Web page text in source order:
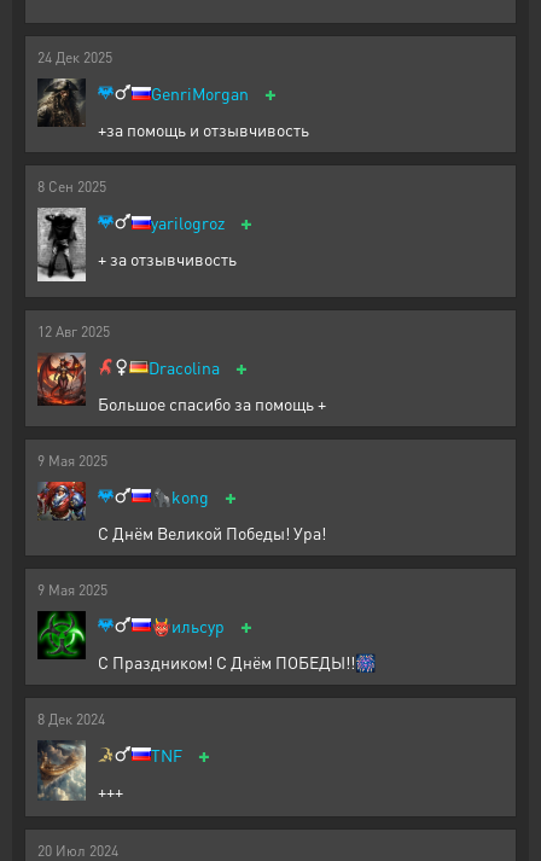
24 Дек 2025
GenriMorgan +
+за помощь и отзывчивость
8 Сен 2025
yarilogroz +
+ за отзывчивость
12 Авг 2025
Dracolina +
Большое спасибо за помощь +
9 Мая 2025
🦍kong +
С Днём Великой Победы! Ура!
9 Мая 2025
👹ильсур +
С Праздником! С Днём ПОБЕДЫ!!🎆
8 Дек 2024
TNF +
+++
20 Июл 2024